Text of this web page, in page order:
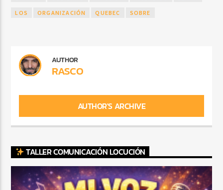
LOS ORGANIZACIÓN QUEBEC SOBRE
AUTHOR
RASCO
AUTHOR'S ARCHIVE
TALLER COMUNICACIÓN LOCUCIÓN